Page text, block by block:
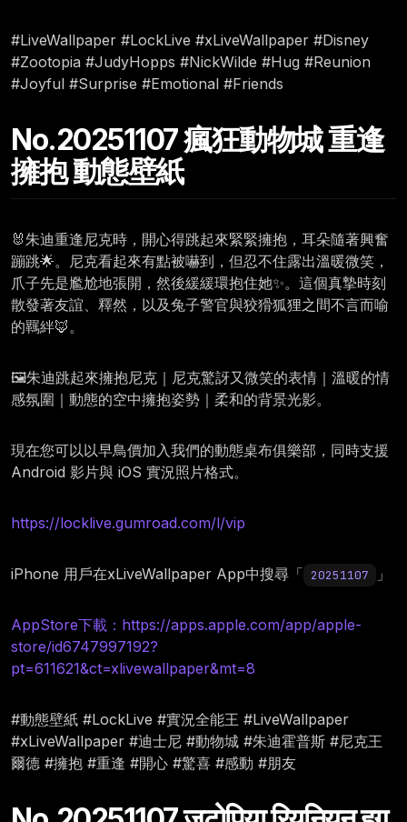
#LiveWallpaper #LockLive #xLiveWallpaper #Disney
#Zootopia #JudyHopps #NickWilde #Hug #Reunion
#Joyful #Surprise #Emotional #Friends
No.20251107 瘋狂動物城 重逢
擁抱 動態壁紙
🐰朱迪重逢尼克時，開心得跳起來緊緊擁抱，耳朵隨著興奮
蹦跳🌟。尼克看起來有點被嚇到，但忍不住露出溫暖微笑，
爪子先是尷尬地張開，然後緩緩環抱住她✨。這個真摯時刻
散發著友誼、釋然，以及兔子警官與狡猾狐狸之間不言而喻
的羈絆🦊。
🖼️朱迪跳起來擁抱尼克｜尼克驚訝又微笑的表情｜溫暖的情
感氛圍｜動態的空中擁抱姿勢｜柔和的背景光影。
現在您可以以早鳥價加入我們的動態桌布俱樂部，同時支援
Android 影片與 iOS 實況照片格式。
https://locklive.gumroad.com/l/vip
iPhone 用戶在xLiveWallpaper App中搜尋「 20251107 」
AppStore下載：https://apps.apple.com/app/apple-
store/id6747997192?
pt=611621&ct=xlivewallpaper&mt=8
#動態壁紙 #LockLive #實況全能王 #LiveWallpaper
#xLiveWallpaper #迪士尼 #動物城 #朱迪霍普斯 #尼克王
爾德 #擁抱 #重逢 #開心 #驚喜 #感動 #朋友